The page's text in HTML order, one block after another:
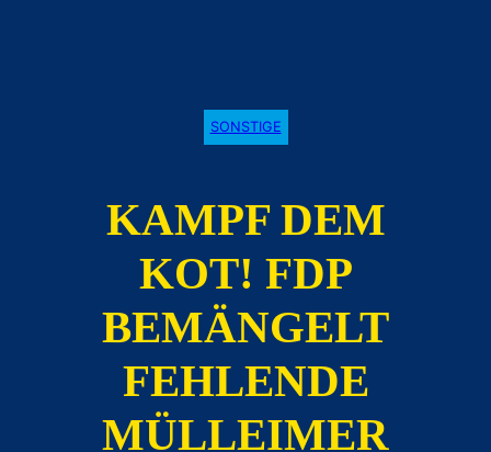
SONSTIGE
KAMPF DEM
KOT! FDP
BEMÄNGELT
FEHLENDE
MÜLLEIMER